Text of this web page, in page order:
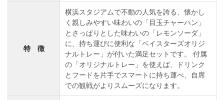
特 徴
横浜スタジアムで不動の人気を誇る、懐かし
く親しみやすい味わいの「目玉チャーハン」
とさっぱりとした味わいの「レモンソーダ」
に、持ち運びに便利な「ベイスターズオリジ
ナルトレー」が付いた満足セットです。 付属
の「オリジナルトレー」を使えば、ドリンク
とフードを片手でスマートに持ち運べ、自席
での観戦がよりスムーズになります。